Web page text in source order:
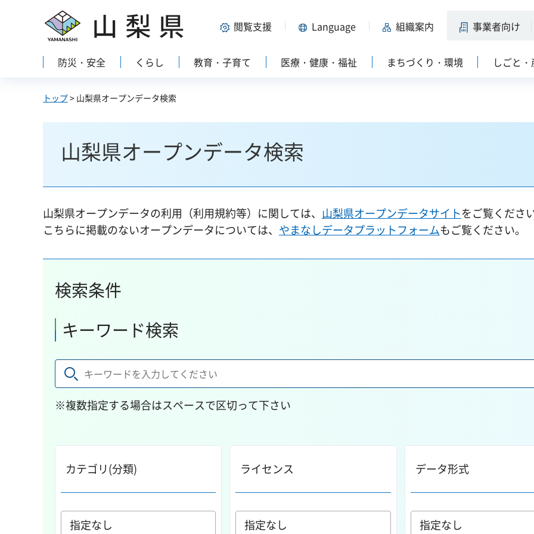
山梨県 閲覧支援 Language 組織案内 事業者向け
防災・安全 くらし 教育・子育て 医療・健康・福祉 まちづくり・環境 しごと
トップ> 山梨県オープンデータ検索
山梨県オープンデータ検索
山梨県オープンデータの利用（利用規約等）に関しては、 山梨県オープンデータサイトをご覧くださ
こちらに掲載のないオープンデータについては、 やまなしデータプラットフォームもご覧ください。
検索条件
キーワード検索
※複数指定する場合はスペースで区切って下さい
カテゴリ(分類) ライセンス データ形式